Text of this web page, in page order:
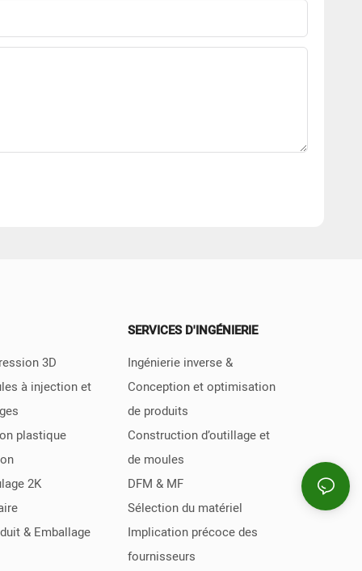
3D
à injection et
plastique
2K
& Emballage
SERVICES D'INGÉNIERIE
Ingénierie inverse &
Conception et optimisation
de produits
Construction d’outillage et
de moules
DFM & MF
Sélection du matériel
Implication précoce des
fournisseurs